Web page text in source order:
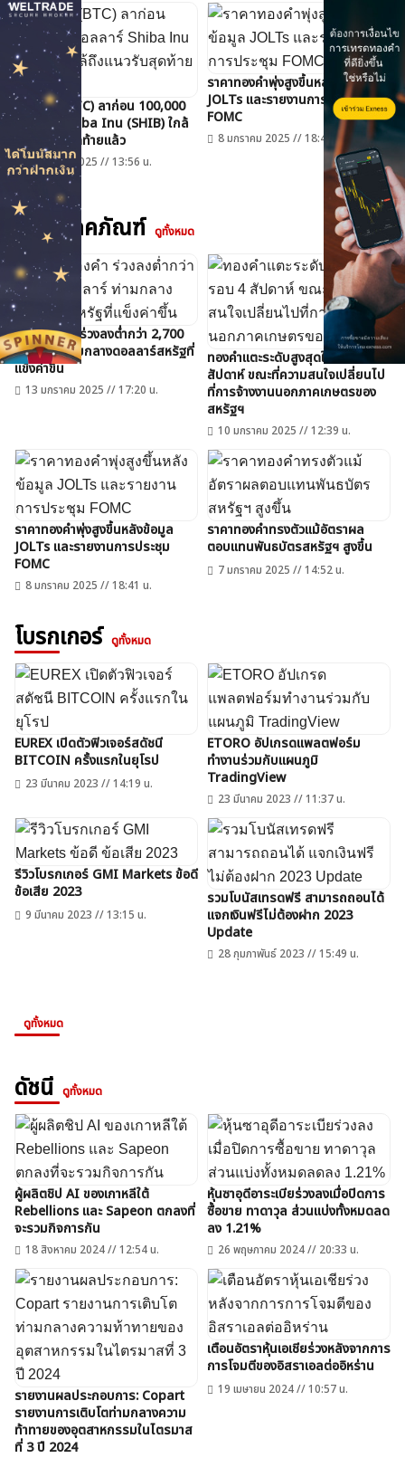
ค้นหา
สำหรับ:
Bitcoin (BTC) ลาก่อน 100,000
ดอลลาร์ Shiba Inu (SHIB) ใกล้
ถึงแนวรับสุดท้ายแล้ว
9 มกราคม 2025 // 13:56 น.
ราคาทองคำพุ่งสูงขึ้นหลังข้อมูล
JOLTs และรายงานการประชุม
FOMC
8 มกราคม 2025 // 18:41 น.
สินค้าโภคภัณฑ์ ดูทั้งหมด
ราคาทองคำ ร่วงลงต่ำกว่า 2,700
ดอลลาร์ ท่ามกลางดอลลาร์สหรัฐที่
แข็งค่าขึ้น
13 มกราคม 2025 // 17:20 น.
ทองคำแตะระดับสูงสุดในรอบ 4
สัปดาห์ ขณะที่ความสนใจเปลี่ยนไป
ที่การจ้างงานนอกภาคเกษตรของ
สหรัฐฯ
10 มกราคม 2025 // 12:39 น.
ราคาทองคำพุ่งสูงขึ้นหลังข้อมูล
JOLTs และรายงานการประชุม
FOMC
8 มกราคม 2025 // 18:41 น.
ราคาทองคำทรงตัวแม้อัตราผล
ตอบแทนพันธบัตรสหรัฐฯ สูงขึ้น
7 มกราคม 2025 // 14:52 น.
โบรกเกอร์ ดูทั้งหมด
EUREX เปิดตัวฟิวเจอร์สดัชนี
BITCOIN ครั้งแรกในยุโรป
23 มีนาคม 2023 // 14:19 น.
ETORO อัปเกรดแพลตฟอร์ม
ทำงานร่วมกับแผนภูมิ
TradingView
23 มีนาคม 2023 // 11:37 น.
รีวิวโบรกเกอร์ GMI Markets ข้อดี
ข้อเสีย 2023
9 มีนาคม 2023 // 13:15 น.
รวมโบนัสเทรดฟรี สามารถถอนได้
แจกเงินฟรีไม่ต้องฝาก 2023
Update
28 กุมภาพันธ์ 2023 // 15:49 น.
ดูทั้งหมด
ดัชนี ดูทั้งหมด
ผู้ผลิตชิป AI ของเกาหลีใต้
Rebellions และ Sapeon ตกลงที่
จะรวมกิจการกัน
18 สิงหาคม 2024 // 12:54 น.
หุ้นซาอุดีอาระเบียร่วงลงเมื่อปิดการ
ซื้อขาย ทาดาวุล ส่วนแบ่งทั้งหมดลด
ลง 1.21%
26 พฤษภาคม 2024 // 20:33 น.
รายงานผลประกอบการ: Copart
รายงานการเติบโตท่ามกลางความ
ท้าทายของอุตสาหกรรมในไตรมาส
ที่ 3 ปี 2024
เตือนอัตราหุ้นเอเชียร่วงหลังจากการ
การโจมตีของอิสราเอลต่ออิหร่าน
19 เมษายน 2024 // 10:57 น.